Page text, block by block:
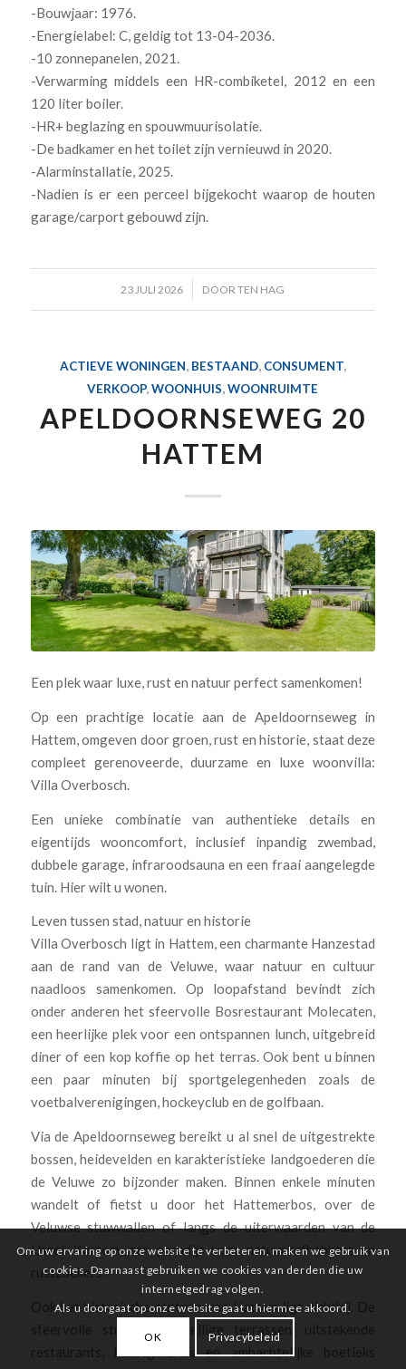
-Bouwjaar: 1976.
-Energielabel: C, geldig tot 13-04-2036.
-10 zonnepanelen, 2021.
-Verwarming middels een HR-combiketel, 2012 en een
120 liter boiler.
-HR+ beglazing en spouwmuurisolatie.
-De badkamer en het toilet zijn vernieuwd in 2020.
-Alarminstallatie, 2025.
-Nadien is er een perceel bijgekocht waarop de houten
garage/carport gebouwd zijn.
23 JULI 2026
/ DOORTEN HAG
ACTIEVE WONINGEN, BESTAAND, CONSUMENT,
VERKOOP,WOONHUIS,WOONRUIMTE
APELDOORNSEWEG 20
HATTEM
Een plek waar luxe, rust en natuur perfect samenkomen!
Op een prachtige locatie aan de Apeldoornseweg in
Hattem, omgeven door groen, rust en historie, staat deze
compleet gerenoveerde, duurzame en luxe woonvilla:
Villa Overbosch.
Een unieke combinatie van authentieke details en
eigentijds wooncomfort, inclusief inpandig zwembad,
dubbele garage, infraroodsauna en een fraai aangelegde
tuin. Hier wilt u wonen.
Leven tussen stad, natuur en historie
Villa Overbosch ligt in Hattem, een charmante Hanzestad
aan de rand van de Veluwe, waar natuur en cultuur
naadloos samenkomen. Op loopafstand bevindt zich
onder anderen het sfeervolle Bosrestaurant Molecaten,
een heerlijke plek voor een ontspannen lunch, uitgebreid
diner of een kop koffie op het terras. Ook bent u binnen
een paar minuten bij sportgelegenheden zoals de
voetbalverenigingen, hockeyclub en de golfbaan.
Via de Apeldoornseweg bereikt u al snel de uitgestrekte
bossen, heidevelden en karakteristieke landgoederen die
de Veluwe zo bijzonder maken. Binnen enkele minuten
wandelt of fietst u door het Hattemerbos, over de
Veluwse stuwwallen of langs de uiterwaarden van de
IJssel. Kortom, een paradijs voor natuurliefhebbers en
rustzoekers.
Ook het historische centrum van Hattem ligt dichtbij. De
sfeervolle straatjes, gezellige terrassen, uitstekende
restaurants, kunstgaleries en ambachtelijke boetieks
Om uw ervaring op onze website te verbeteren, maken we gebruik van
cookies. Daarnaast gebruiken we cookies van derden die uw
internetgedrag volgen.
Als u doorgaat op onze website gaat u hiermee akkoord.
OK Privacybeleid